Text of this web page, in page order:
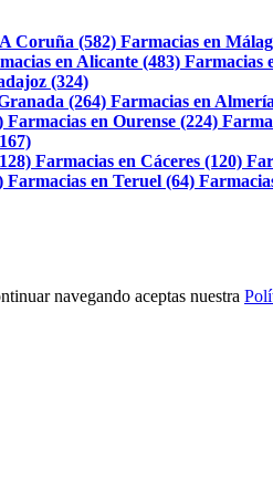
Coruña (582) Farmacias en
en Alicante (483) Farmacias
(324)
(264) Farmacias en
Farmacias en Ourense (224)
Farmacias en Cáceres (120)
Farmacias en Teruel (64)
navegando aceptas nuestra